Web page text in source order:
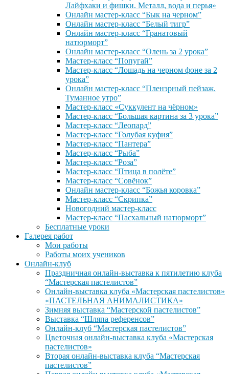
Лайфхаки и фишки. Металл, вода и перья»
Онлайн мастер-класс “Бык на черном”
Онлайн мастер-класс “Белый тигр”
Онлайн мастер-класс “Гранатовый
натюрморт”
Онлайн мастер-класс “Олень за 2 урока”
Мастер-класс “Попугай”
Мастер-класс “Лошадь на черном фоне за 2
урока”
Онлайн мастер-класс “Пленэрный пейзаж.
Туманное утро”
Мастер-класс «Суккулент на чёрном»
Мастер-класс “Большая картина за 3 урока”
Мастер-класс “Леопард”
Мастер-класс “Голубая куфия”
Мастер-класс “Пантера”
Мастер-класс “Рыба”
Мастер-класс “Роза”
Мастер-класс “Птица в полёте”
Мастер-класс “Совёнок”
Онлайн мастер-класс “Божья коровка”
Мастер-класс “Скрипка”
Новогодний мастер-класс
Мастер-класс “Пасхальный натюрморт”
Бесплатные уроки
Галерея работ
Мои работы
Работы моих учеников
Онлайн-клуб
Праздничная онлайн-выставка к пятилетию клуба
“Мастерская пастелистов”
Онлайн-выставка клуба «Мастерская пастелистов»
«ПАСТЕЛЬНАЯ АНИМАЛИСТИКА»
Зимняя выставка “Мастерской пастелистов”
Выставка “Шляпа референсов”
Онлайн-клуб “Мастерская пастелистов”
Цветочная онлайн-выставка клуба «Мастерская
пастелистов»
Вторая онлайн-выставка клуба “Мастерская
пастелистов”